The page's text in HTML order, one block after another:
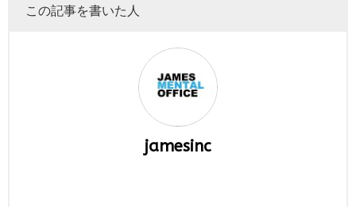
この記事を書いた人
jamesinc